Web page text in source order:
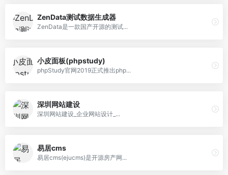
ZenData测试数据生成器
ZenData是一款国产开源的测试...
小皮面板(phpstudy)
phpStudy官网2019正式推出php...
深圳网站建设
深圳网站建设_企业网站设计_...
易居cms
易居cms(ejucms)是开源房产网...